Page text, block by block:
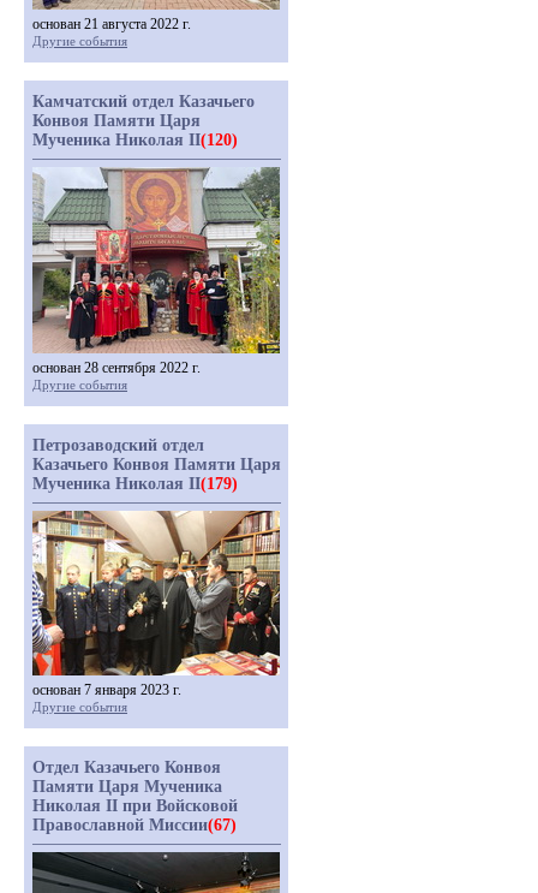
основан 21 августа 2022 г.
Другие события
Камчатский отдел Казачьего
Конвоя Памяти Царя
Мученика Николая II(120)
основан 28 сентября 2022 г.
Другие события
Петрозаводский отдел
Казачьего Конвоя Памяти Царя
Мученика Николая II(179)
основан 7 января 2023 г.
Другие события
Отдел Казачьего Конвоя
Памяти Царя Мученика
Николая II при Войсковой
Православной Миссии(67)